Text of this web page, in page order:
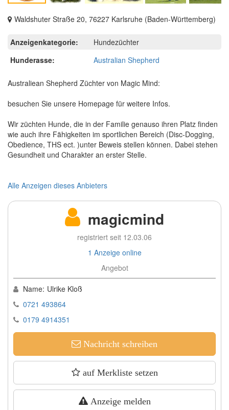
Next
Waldshuter Straße 20, 76227 Karlsruhe (Baden-Württemberg)
Anzeigenkategorie:
Hundezüchter
Hunderasse:
Australian Shepherd
Australiean Shepherd Züchter von Magic Mind:
besuchen Sie unsere Homepage für weitere Infos.
Wir züchten Hunde, die in der Familie genauso ihren Platz finden
wie auch ihre Fähigkeiten im sportlichen Bereich (Disc-Dogging,
Obedience, THS ect. )unter Beweis stellen können. Dabei stehen
Gesundheit und Charakter an erster Stelle.
Alle Anzeigen dieses Anbieters
magicmind
registriert seit 12.03.06
1 Anzeige online
Angebot
Name: Ulrike Kloß
0721 493864
0179 4914351
Nachricht schreiben
auf Merkliste setzen
Anzeige melden